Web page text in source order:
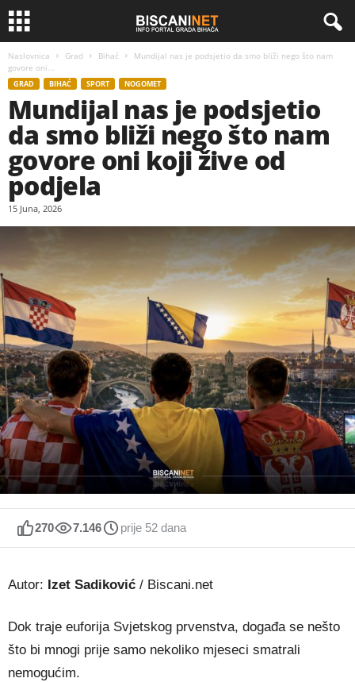
Naslovnica Grad Bihać
Mundijal nas je podsjetio da smo bliži nego što nam
govore oni...
GRAD BIHAĆ SPORT NOGOMET
Mundijal nas je podsjetio
da smo bliži nego što nam
govore oni koji žive od
podjela
15 Juna, 2026
270 7.146 prije 52 dana
Autor: Izet Sadiković / Biscani.net
Dok traje euforija Svjetskog prvenstva, događa se nešto
što bi mnogi prije samo nekoliko mjeseci smatrali
nemogućim.